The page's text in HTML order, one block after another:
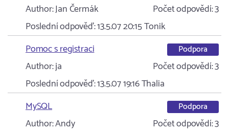
Author:Jan Čermák Počet odpovědí:3
Poslední odpověď:13.5.07 20:15Tonik
Pomoc s registraci
Podpora
Author:ja Počet odpovědí:3
Poslední odpověď:13.5.07 19:16Thalia
MySQL
Podpora
Author:Andy Počet odpovědí:3